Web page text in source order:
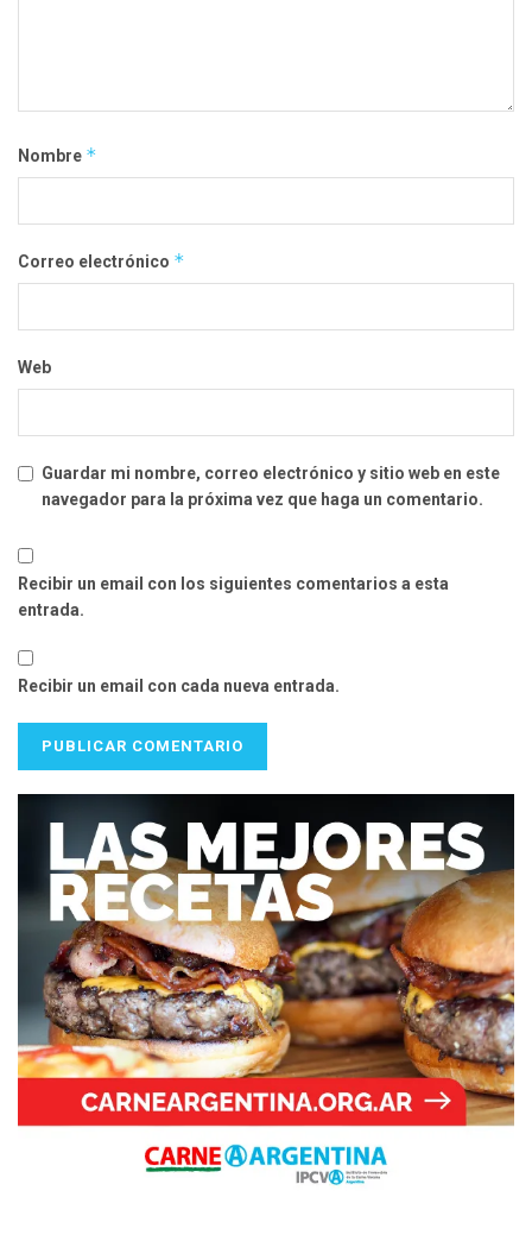
Nombre *
Correo electrónico *
Web
Guardar mi nombre, correo electrónico y sitio web en este
navegador para la próxima vez que haga un comentario.
Recibir un email con los siguientes comentarios a esta
entrada.
Recibir un email con cada nueva entrada.